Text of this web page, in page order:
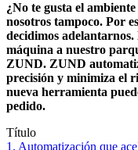
¿No te gusta el
nosotros tampoco. Por
decidimos
máquina a nuestro
ZUND. ZUND
precisión y minimiza el
nueva herramienta
pedido.
Título
1. Automatización que